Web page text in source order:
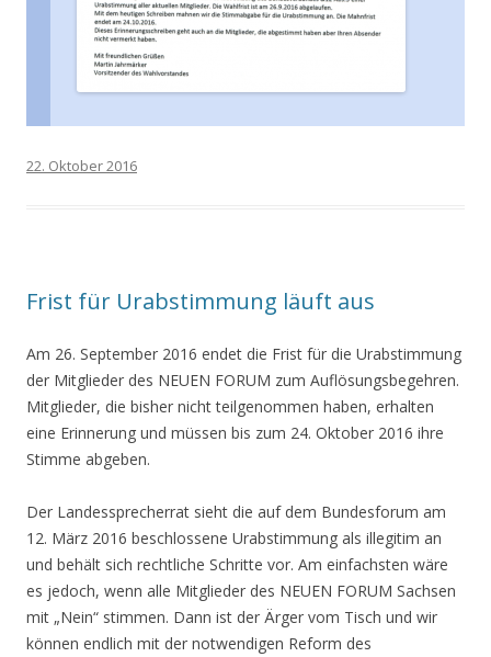
22. Oktober 2016
Frist für Urabstimmung läuft aus
Am 26. September 2016 endet die Frist für die Urabstimmung
der Mitglieder des NEUEN FORUM zum Auflösungsbegehren.
Mitglieder, die bisher nicht teilgenommen haben, erhalten
eine Erinnerung und müssen bis zum 24. Oktober 2016 ihre
Stimme abgeben.
Der Landessprecherrat sieht die auf dem Bundesforum am
12. März 2016 beschlossene Urabstimmung als illegitim an
und behält sich rechtliche Schritte vor. Am einfachsten wäre
es jedoch, wenn alle Mitglieder des NEUEN FORUM Sachsen
mit „Nein“ stimmen. Dann ist der Ärger vom Tisch und wir
können endlich mit der notwendigen Reform des